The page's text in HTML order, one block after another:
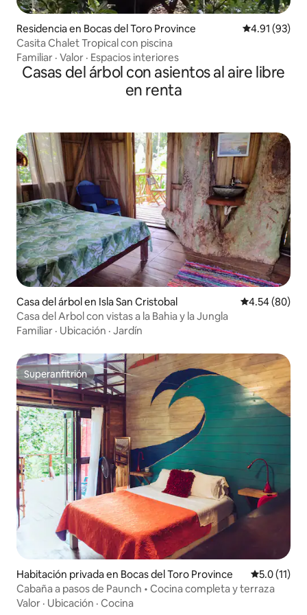
Residencia en Bocas del Toro Province Calificación
4.91 (93)
Casita Chalet Tropical con piscina
Familiar · Valor · Espacios interiores
Casas del árbol con asientos al aire libre
en renta
Casa del árbol en Isla San Cristobal Calificación
4.54 (80)
Casa del Arbol con vistas a la Bahia y la Jungla
Familiar · Ubicación · Jardín
Superanfitrión
Superanfitrión
Habitación privada en Bocas del Toro Province Calificación
5.0 (11)
Cabaña a pasos de Paunch • Cocina completa y terraza
Valor · Ubicación · Cocina